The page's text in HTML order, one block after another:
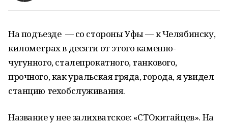
На подъезде — со стороны Уфы — к Челябинску,
километрах в десяти от этого каменно-
чугунного, сталепрокатного, танкового,
прочного, как уральская гряда, города, я увидел
станцию техобслуживания.
Название у нее залихватское: «СТОкитайцев». На